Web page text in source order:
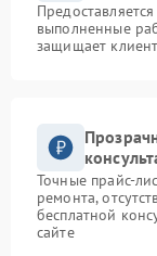
выполненные
защищает
Точные прайс-
ремонта,
бесплатной
сайте